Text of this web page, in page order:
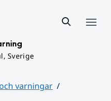
Sverige
varningar